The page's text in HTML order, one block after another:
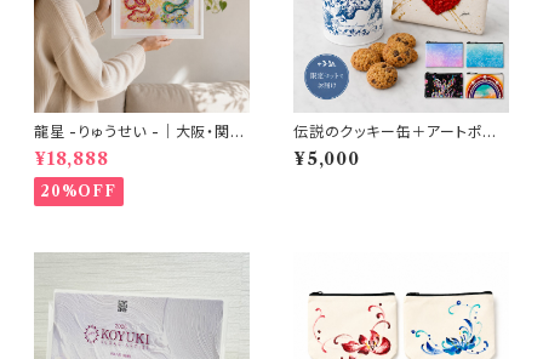
龍星 -りゅうせい -｜大阪・関西
万博展示作品 A4アートプリン
ト・額装
¥18,888
20%OFF
伝説のクッキー缶＋アートポー
チ｜お得なセット
¥5,000